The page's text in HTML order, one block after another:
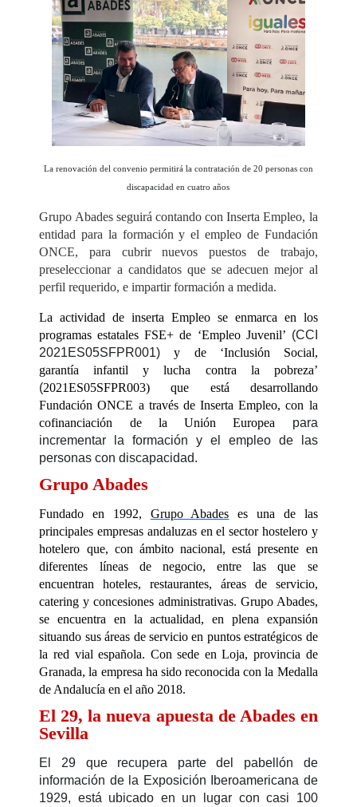
La renovación del convenio permitirá la contratación de 20 personas con
discapacidad en cuatro años
Grupo Abades seguirá contando con Inserta Empleo, la
entidad para la formación y el empleo de Fundación
ONCE, para cubrir nuevos puestos de trabajo,
preseleccionar a candidatos que se adecuen mejor al
perfil requerido, e impartir formación a medida.
La actividad de inserta Empleo se enmarca en los
programas estatales FSE+ de ‘Empleo Juvenil’ (CCI
2021ES05SFPR001)y de ‘Inclusión Social,
garantía infantil y lucha contra la pobreza’
(2021ES05SFPR003)que está desarrollando
Fundación ONCE a través de Inserta Empleo, con la
cofinanciación de la Unión Europea para
incrementar la formación y el empleo de las
personas con discapacidad.
Grupo Abades
Fundado en 1992, Grupo Abades es una de las
principales empresas andaluzas en el sector hostelero y
hotelero que, con ámbito nacional, está presente en
diferentes líneas de negocio, entre las que se
encuentran hoteles, restaurantes, áreas de servicio,
catering y concesiones administrativas. Grupo Abades,
se encuentra en la actualidad, en plena expansión
situando sus áreas de servicio en puntos estratégicos de
la red vial española. Con sede en Loja, provincia de
Granada, la empresa ha sido reconocida con la Medalla
de Andalucía en el año 2018.
El 29, la nueva apuesta de Abades en
Sevilla
El 29 que recupera parte del pabellón de
información de la Exposición Iberoamericana de
1929, está ubicado en un lugar con casi 100